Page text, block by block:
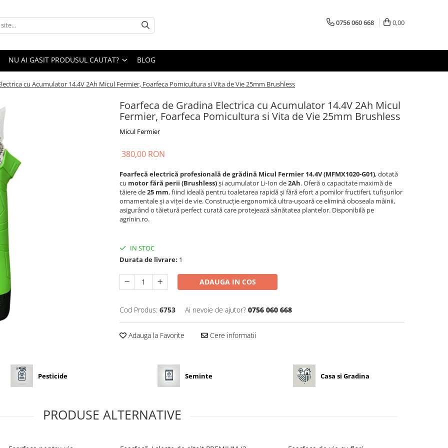
0756 060 668 0,00
NU AI GASIT PRODUSUL CAUTAT? BLOG
cu Acumulator 14.4V 2Ah Micul Fermier, Foarfeca Pomicultura si Vita de Vie 25mm Brushless
Foarfeca de Gradina Electrica cu Acumulator 14.4V 2Ah Micul
Fermier, Foarfeca Pomicultura si Vita de Vie 25mm Brushless
Micul Fermier
380,00 RON
Foarfecă electrică profesională de grădină Micul Fermier 14.4V (MFMX1020-G01), dotată
cu motor fără perii (Brushless)și acumulator Li-Ion de2Ah. Oferă o capacitate maximă de
tăiere de25 mm, fiind ideală pentru toaletarea rapidă și fără efort a pomilor fructiferi, tufișurilor
ornamentale și a viței de vie. Construcție ergonomică ultra-ușoară ce elimină oboseala mâinii,
asigurând o tăietură perfect curată care protejează sănătatea plantelor. Disponibilă pe
agrinin.ro.
IN STOC
Durata de livrare: 1
ADAUGA IN COS
Cod Produs: 6753 Ai nevoie de ajutor? 0756 060 668
Adauga la Favorite Cere informatii
Pesticide Seminte Casa si Gradina
PRODUSE ALTERNATIVE